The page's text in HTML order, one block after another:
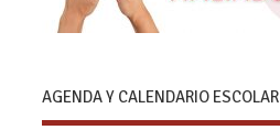
AGENDA Y CALENDARIO ESCOLAR